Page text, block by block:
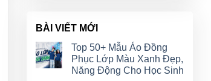
BÀI VIẾT MỚI
Top 50+ Mẫu Áo Đồng
Phục Lớp Màu Xanh Đẹp,
Năng Động Cho Học Sinh